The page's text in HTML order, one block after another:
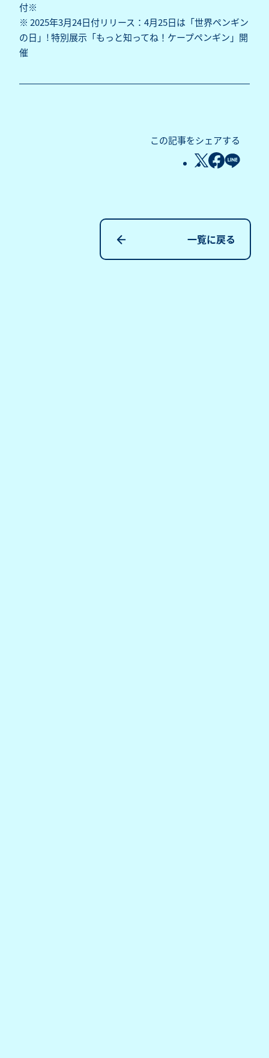
付※
※ 2025年3月24日付リリース：4月25日は「世界ペンギン
の日」! 特別展示「もっと知ってね！ケープペンギン」開
催
この記事をシェアする
一覧に戻る